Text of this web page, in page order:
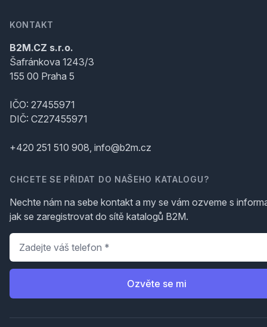
KONTAKT
B2M.CZ s.r.o.
Šafránkova 1243/3
155 00 Praha 5
IČO: 27455971
DIČ: CZ27455971
+420 251 510 908, info@b2m.cz
CHCETE SE PŘIDAT DO NAŠEHO KATALOGU?
Nechte nám na sebe kontakt a my se vám ozveme s
jak se zaregistrovat do sítě katalogů B2M.
Telefon
Ozvěte se mi